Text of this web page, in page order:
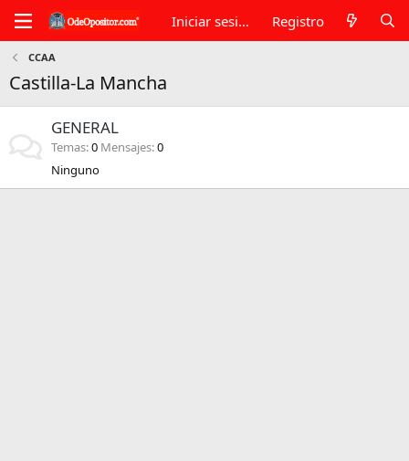
Iniciar sesión Registro
CCAA
Castilla-La Mancha
GENERAL
Temas 0 Mensajes 0
Ninguno